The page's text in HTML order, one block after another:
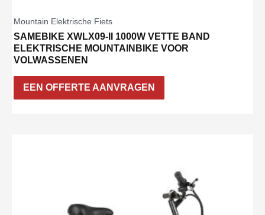
Mountain Elektrische Fiets
SAMEBIKE XWLX09-II 1000W VETTE BAND
ELEKTRISCHE MOUNTAINBIKE VOOR
VOLWASSENEN
EEN OFFERTE AANVRAGEN